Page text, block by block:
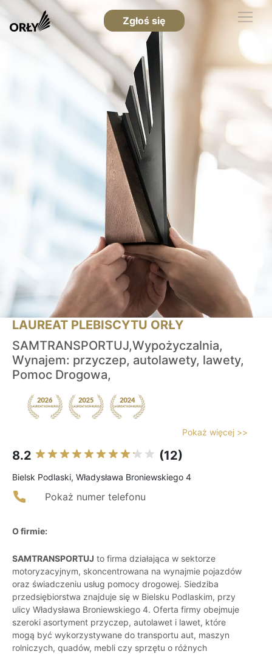
Zgłoś się
LAUREAT PLEBISCYTU ORŁY
SAMTRANSPORTUJ,Wypożyczalnia,
Wynajem: przyczep, autolawety, lawety,
Pomoc Drogowa,
Pokaż więcej >>
8.2 (12)
Bielsk Podlaski, Władysława Broniewskiego 4
Pokaż numer telefonu
O firmie:
SAMTRANSPORTUJ to firma działająca w sektorze
motoryzacyjnym, skoncentrowana na wynajmie pojazdów
oraz świadczeniu usług pomocy drogowej. Siedziba
przedsiębiorstwa znajduje się w Bielsku Podlaskim, przy
ulicy Władysława Broniewskiego 4. Oferta firmy obejmuje
szeroki asortyment przyczep, autolawet i lawet, które
mogą być wykorzystywane do transportu aut, maszyn
rolniczych, quadów, mebli czy sprzętu o różnych